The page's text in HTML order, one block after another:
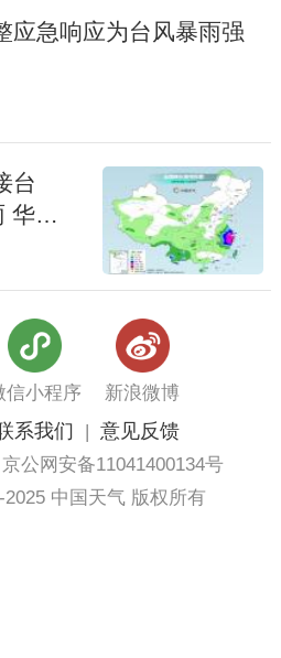
域还在动态调整，降雨落
记得多留意临近天气预
。（
制图/霍云怡）
应急响应为台风暴雨强
台
华南
信小程序 新浪微博
系我们 | 意见反馈
京公网安备11041400134号
中国天气 版权所有